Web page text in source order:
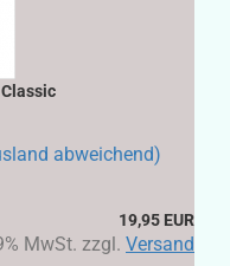
abweichend)
19,95 EUR
MwSt. zzgl. Versand